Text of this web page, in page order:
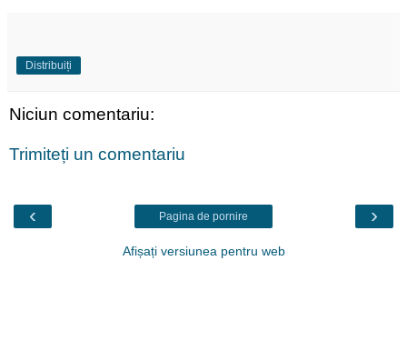
Distribuiți
Niciun comentariu:
Trimiteți un comentariu
‹ ›
Pagina de pornire
Afișați versiunea pentru web